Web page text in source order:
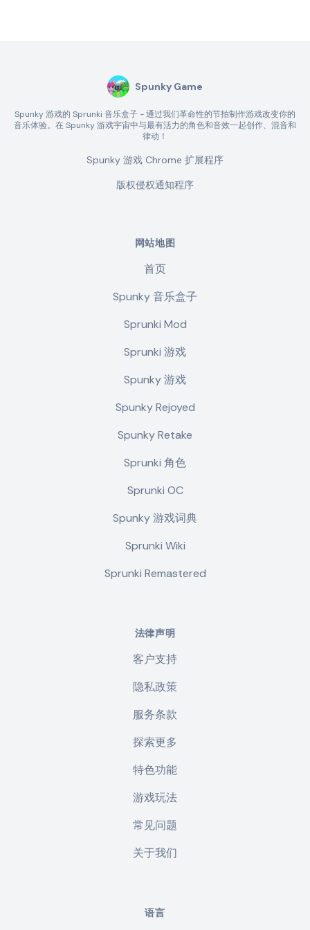
Spunky Game
Spunky 游戏的 Sprunki 音乐盒子 - 通过我们革命性的节拍制作游戏改变你的
音乐体验。在 Spunky 游戏宇宙中与最有活力的角色和音效一起创作、混音和
律动！
Spunky 游戏 Chrome 扩展程序
版权侵权通知程序
网站地图
首页
Spunky 音乐盒子
Sprunki Mod
Sprunki 游戏
Spunky 游戏
Spunky Rejoyed
Spunky Retake
Sprunki 角色
Sprunki OC
Spunky 游戏词典
Sprunki Wiki
Sprunki Remastered
法律声明
客户支持
隐私政策
服务条款
探索更多
特色功能
游戏玩法
常见问题
关于我们
语言